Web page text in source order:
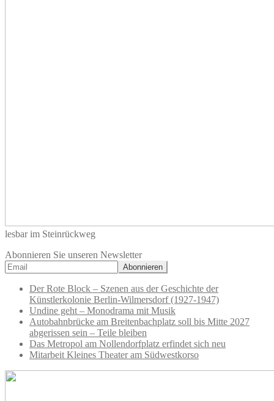
lesbar im Steinrückweg
Abonnieren Sie unseren Newsletter
Der Rote Block – Szenen aus der Geschichte der
Künstlerkolonie Berlin-Wilmersdorf (1927-1947)
Undine geht – Monodrama mit Musik
Autobahnbrücke am Breitenbachplatz soll bis Mitte 2027
abgerissen sein – Teile bleiben
Das Metropol am Nollendorfplatz erfindet sich neu
Mitarbeit Kleines Theater am Südwestkorso